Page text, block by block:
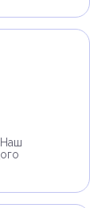
Наш